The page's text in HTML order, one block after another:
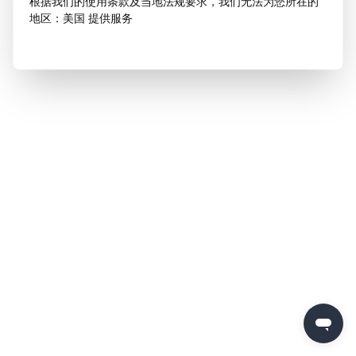
地区：美国 提供服务